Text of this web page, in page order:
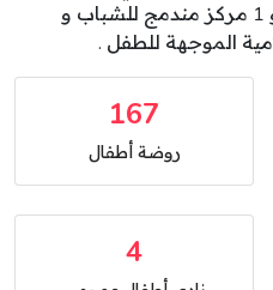
خاص و 1 نادي أطفال متنقل و 1 مركز مندمج للشباب و
167
روضة أطفال
4